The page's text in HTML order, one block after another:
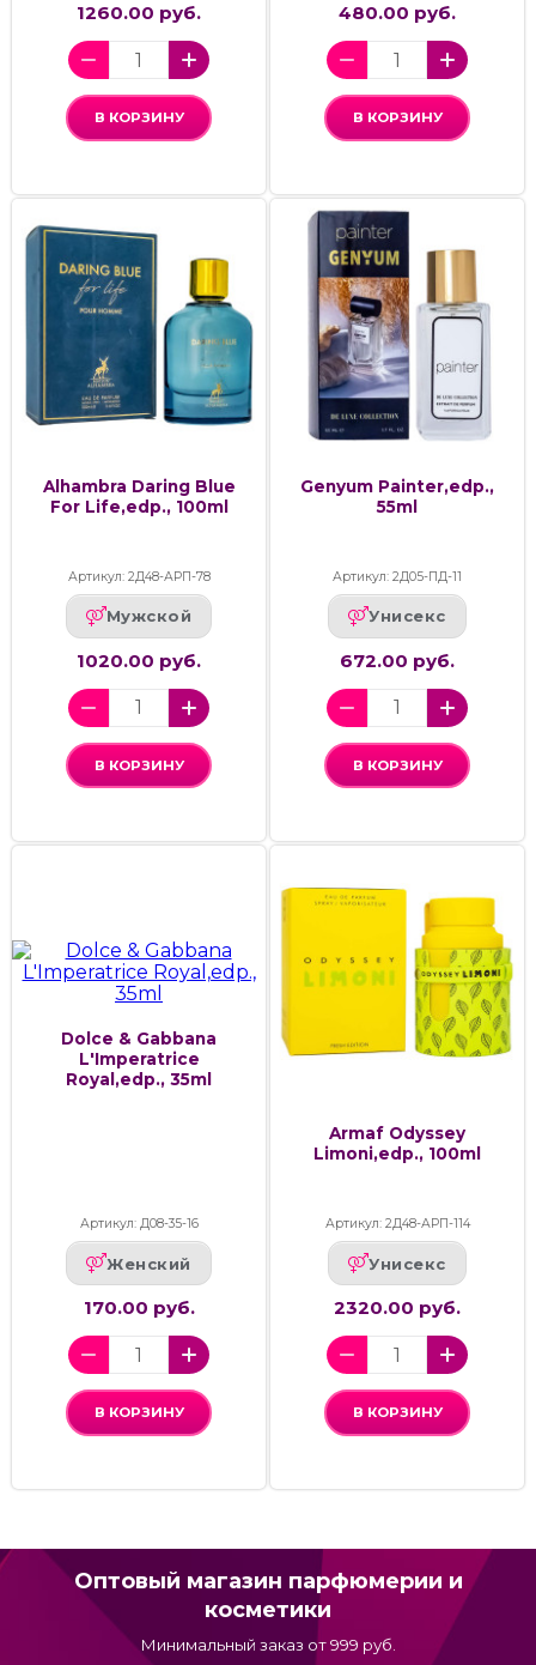
1260.00 руб.
В КОРЗИНУ
480.00 руб.
В КОРЗИНУ
Alhambra Daring Blue
For Life,edp., 100ml
Артикул: 2Д48-АРП-78
Мужской
1020.00 руб.
В КОРЗИНУ
Genyum Painter,edp.,
55ml
Артикул: 2Д05-ПД-11
Унисекс
672.00 руб.
В КОРЗИНУ
Dolce & Gabbana
L'Imperatrice
Royal,edp., 35ml
Артикул: Д08-35-16
Женский
170.00 руб.
В КОРЗИНУ
Armaf Odyssey
Limoni,edp., 100ml
Артикул: 2Д48-АРП-114
Унисекс
2320.00 руб.
В КОРЗИНУ
Оптовый магазин парфюмерии и
косметики
Минимальный заказ от 999 руб.